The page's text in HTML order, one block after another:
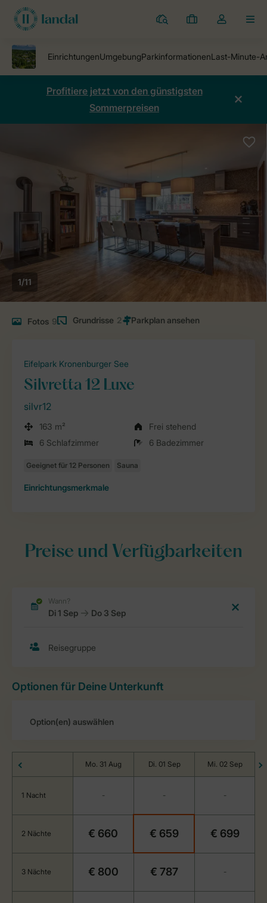
Ferienparks
Meine
Dropdown-
öffnen
Profitiere jetzt von den günstigsten
Sommerpreisen
1/11
Fotos 9 Grundrisse 2
Eifelpark Kronenburger See
Silvretta 12 Luxe
silvr12
163 m²
Frei stehend
6 Schlafzimmer
6 Badezimmer
Einrichtungsmerkmale
Preise und Verfügbarkeiten
Optionen für Deine Unterkunft
Mo. 31 Aug Di. 01 Sep Mi. 02 Sep
1 Nacht - - -
2 Nächte € 660 € 659 € 699
3 Nächte € 800 € 787 -